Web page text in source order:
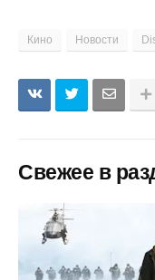
Кино Новости
Свежее в